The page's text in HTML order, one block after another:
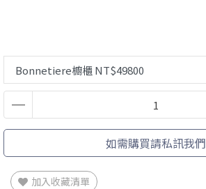
如需購買請私訊我們
加入收藏清單